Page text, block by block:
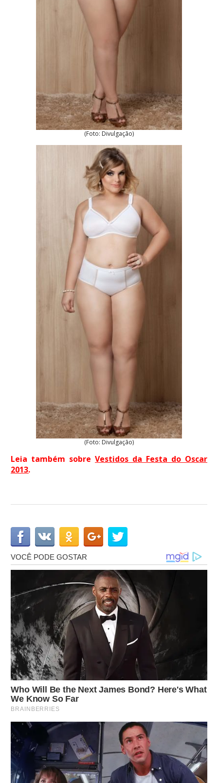
(Foto: Divulgação)
(Foto: Divulgação)
Leia também sobreVestidos da Festa do Oscar
2013.